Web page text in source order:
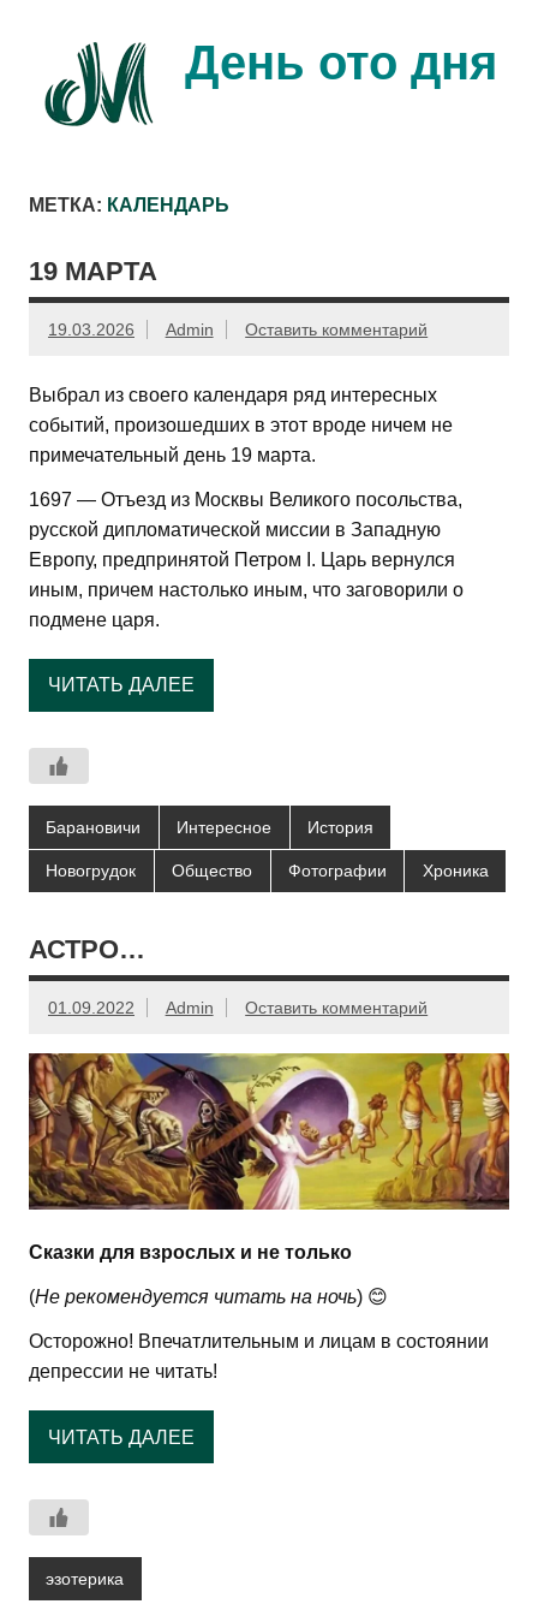
содержимому
День ото дня
МЕТКА: КАЛЕНДАРЬ
19 МАРТА
19.03.2026 Admin Оставить комментарий
Выбрал из своего календаря ряд интересных
событий, произошедших в этот вроде ничем не
примечательный день 19 марта.
1697 — Отъезд из Москвы Великого посольства,
русской дипломатической миссии в Западную
Европу, предпринятой Петром I. Царь вернулся
иным, причем настолько иным, что заговорили о
подмене царя.
ЧИТАТЬ ДАЛЕЕ
Барановичи Интересное История
Новогрудок Общество Фотографии Хроника
АСТРО…
01.09.2022 Admin Оставить комментарий
Сказки для взрослых и не только
(Не рекомендуется читать на ночь) 😊
Осторожно! Впечатлительным и лицам в состоянии
депрессии не читать!
ЧИТАТЬ ДАЛЕЕ
эзотерика